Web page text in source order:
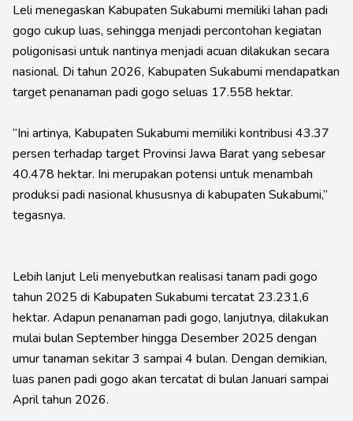
Leli menegaskan Kabupaten Sukabumi memiliki lahan padi
gogo cukup luas, sehingga menjadi percontohan kegiatan
poligonisasi untuk nantinya menjadi acuan dilakukan secara
nasional. Di tahun 2026, Kabupaten Sukabumi mendapatkan
target penanaman padi gogo seluas 17.558 hektar.
“Ini artinya, Kabupaten Sukabumi memiliki kontribusi 43.37
persen terhadap target Provinsi Jawa Barat yang sebesar
40.478 hektar. Ini merupakan potensi untuk menambah
produksi padi nasional khususnya di kabupaten Sukabumi,”
tegasnya.
Lebih lanjut Leli menyebutkan realisasi tanam padi gogo
tahun 2025 di Kabupaten Sukabumi tercatat 23.231,6
hektar. Adapun penanaman padi gogo, lanjutnya, dilakukan
mulai bulan September hingga Desember 2025 dengan
umur tanaman sekitar 3 sampai 4 bulan. Dengan demikian,
luas panen padi gogo akan tercatat di bulan Januari sampai
April tahun 2026.